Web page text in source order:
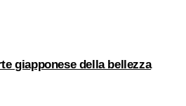
giapponese della bellezza